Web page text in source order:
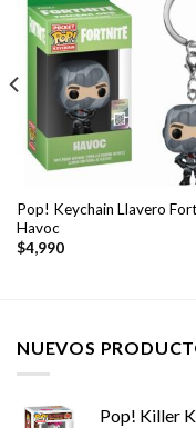
Pop! Keychain Llavero
Havoc
$4,990
NUEVOS
Pop! Killer